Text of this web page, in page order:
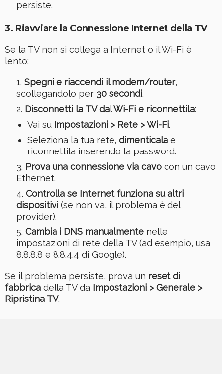
persiste.
3. Riavviare la Connessione Internet della TV
Se la TV non si collega a Internet o il Wi-Fi è
lento:
Spegni e riaccendi il modem/router,
scollegandolo per 30 secondi.
Disconnetti la TV dal Wi-Fi e riconnettila:
Vai su Impostazioni > Rete > Wi-Fi.
Seleziona la tua rete, dimenticala e
riconnettila inserendo la password.
Prova una connessione via cavocon un cavo
Ethernet.
Controlla se Internet funziona su altri
dispositivi(se non va, il problema è del
provider).
Cambia i DNS manualmentenelle
impostazioni di rete della TV (ad esempio, usa
8.8.8.8 e 8.8.4.4 di Google).
Se il problema persiste, prova un reset di
fabbrica della TV da Impostazioni > Generale >
Ripristina TV.